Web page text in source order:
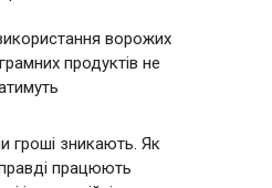
ворожих
продуктів не
гроші зникають. Як
працюють